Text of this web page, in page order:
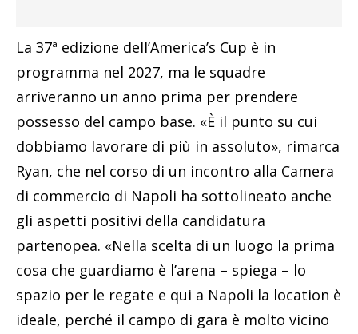
La 37ª edizione dell’America’s Cup è in
programma nel 2027, ma le squadre
arriveranno un anno prima per prendere
possesso del campo base. «È il punto su cui
dobbiamo lavorare di più in assoluto», rimarca
Ryan, che nel corso di un incontro alla Camera
di commercio di Napoli ha sottolineato anche
gli aspetti positivi della candidatura
partenopea. «Nella scelta di un luogo la prima
cosa che guardiamo è l’arena – spiega – lo
spazio per le regate e qui a Napoli la location è
ideale, perché il campo di gara è molto vicino